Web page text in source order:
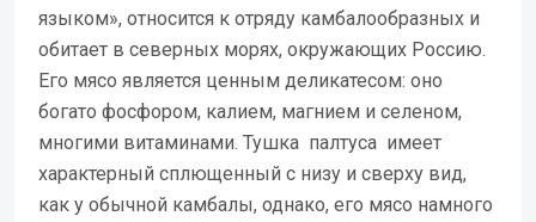
языком», относится к отряду камбалообразных и
обитает в северных морях, окружающих Россию.
Его мясо является ценным деликатесом: оно
богато фосфором, калием, магнием и селеном,
многими витаминами. Тушка палтуса имеет
характерный сплющенный с низу и сверху вид,
как у обычной камбалы, однако, его мясо намного